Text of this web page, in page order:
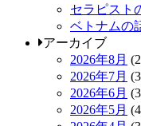
セラピスト
ベトナムの
アーカイブ
2026年8月
2026年7月
2026年6月
2026年5月